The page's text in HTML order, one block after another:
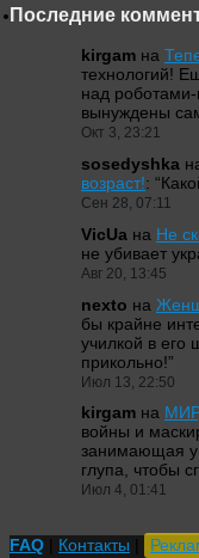
Последние
kirgam на
технологий!
над роботами-
вынуждены
Окт 3, 23:21
sosedyshka
возраст!: “
Сен 28, 07:11
VicUa на Не
не убивает
Авг 20, 13:45
nexto на
бы крайне
училкой в его
прикольно!”
Июл 13, 22:50
kirgam на
войны и
занимающая у
глупа, чтобы
Июл 4, 01:41
FAQ Контакты